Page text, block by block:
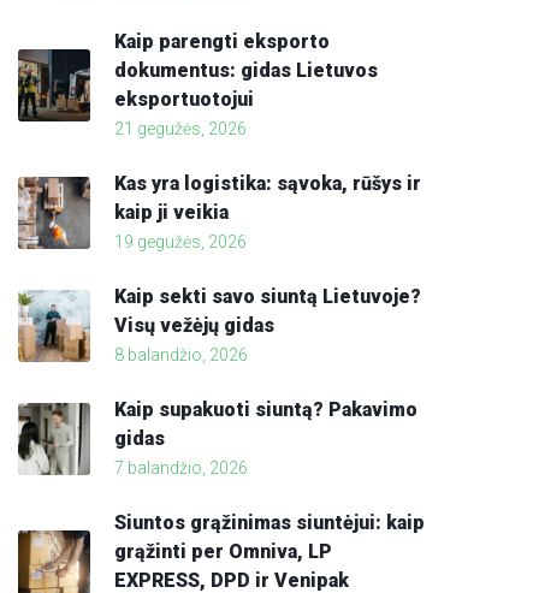
Kaip parengti eksporto
dokumentus: gidas Lietuvos
eksportuotojui
21 gegužės, 2026
Kas yra logistika: sąvoka, rūšys ir
kaip ji veikia
19 gegužės, 2026
Kaip sekti savo siuntą Lietuvoje?
Visų vežėjų gidas
8 balandžio, 2026
Kaip supakuoti siuntą? Pakavimo
gidas
7 balandžio, 2026
Siuntos grąžinimas siuntėjui: kaip
grąžinti per Omniva, LP
EXPRESS, DPD ir Venipak